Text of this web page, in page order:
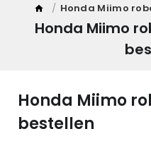
/ Honda Miimo
Honda Miimo
Honda Miimo
bestellen